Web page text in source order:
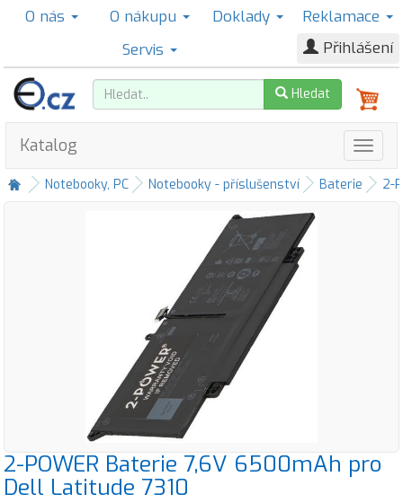
O nás O nákupu Doklady
Reklamace
Servis
Přihlášení
Hledat
Katalog
Notebooky, PC Notebooky - příslušenství Baterie 2-
2-POWER Baterie 7,6V 6500mAh pro
Dell Latitude 7310